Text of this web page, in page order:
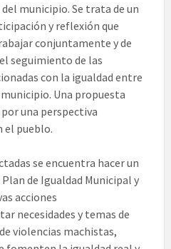
municipio. Se trata de un
y reflexión que
conjuntamente y de
seguimiento de las
con la igualdad entre
Una propuesta
una perspectiva
el pueblo.
se encuentra hacer un
de Igualdad Municipal y
acciones
necesidades y temas de
violencias machistas,